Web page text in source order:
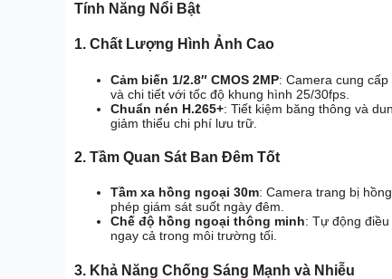
Tính Năng Nổi Bật
1. Chất Lượng Hình Ảnh Cao
Cảm biến 1/2.8″ CMOS 2MP: Camera cung
và chi tiết với tốc độ khung hình 25/30fps.
Chuẩn nén H.265+: Tiết kiệm băng thông và
giảm thiểu chi phí lưu trữ.
2. Tầm Quan Sát Ban Đêm Tốt
Tầm xa hồng ngoại 30m: Camera trang bị
phép giám sát suốt ngày đêm.
Chế độ hồng ngoại thông minh: Tự động
ngay cả trong môi trường tối.
3. Khả Năng Chống Sáng Mạnh và Nhiễu